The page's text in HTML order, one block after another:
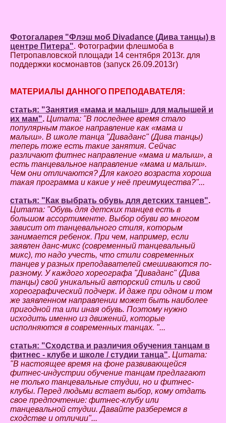
Фотогаларея "Флэш моб Divadance (Дива танцы) в
центре Питера". Фотографии флешмоба в
Петропавловской площади 14 сентября 2013г. для
поддержки космонавтов (запуск 26.09.2013г)
МАТЕРИАЛЫ ДАННОГО ПРЕПОДАВАТЕЛЯ:
статья: "Занятия «мама и малыш» для малышей и
их мам". Цитата: "В последнее время стало
популярным такое направление как «мама и
малыш». В школе танца "Диваданс" (Дива танцы)
теперь тоже есть такие занятия. Сейчас
различают фитнес направление «мама и малыш», а
есть танцевальное направление «мама и малыш».
Чем они отличаются? Для какого возраста хороша
такая программа и какие у неё преимущества?"...
статья: "Как выбрать обувь для детских танцев".
Цитата: "Обувь для детских танцев есть в
большом ассортименте. Выбор обуви во многом
зависит от танцевального стиля, которым
занимается ребенок. При чем, например, если
заявлен данс-микс (современный танцевальный
микс), то надо учесть, что стили современных
танцев у разных преподавателей смешиваются по-
разному. У каждого хореографа "Диваданс" (Дива
танцы) свой уникальный авторский стиль и свой
хореографический подчерк. И даже при одном и том
же заявленном направлении может быть наиболее
пригодной та или иная обувь. Поэтому нужно
исходить именно из движений, которые
исполняются в современных танцах. "...
статья: "Сходства и различия обучения танцам в
фитнес - клубе и школе / студии танца". Цитата:
"В настоящее время на фоне развивающейся
фитнес-индустрии обучение танцам предлагают
не только танцевальные студии, но и фитнес-
клубы. Перед людьми встает выбор, кому отдать
свое предпочтение: фитнес-клубу или
танцевальной студии. Давайте разберемся в
сходстве и отличии"...